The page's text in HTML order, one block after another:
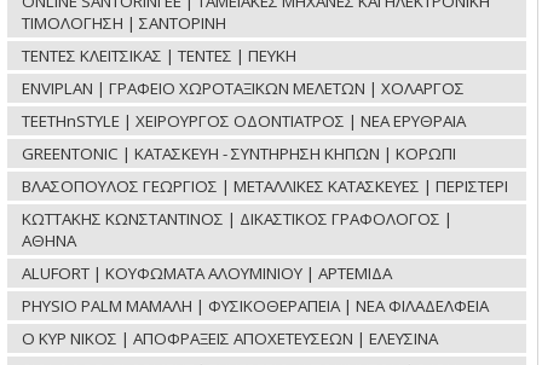
ΤΙΜΟΛΟΓΗΣΗ | ΣΑΝΤΟΡΙΝΗ
ΤΕΝΤΕΣ ΚΛΕΙΤΣΙΚΑΣ | ΤΕΝΤΕΣ | ΠΕΥΚΗ
ENVIPLAN | ΓΡΑΦΕΙΟ ΧΩΡΟΤΑΞΙΚΩΝ ΜΕΛΕΤΩΝ | ΧΟΛΑΡΓΟΣ
TEETHnSTYLE | ΧΕΙΡΟΥΡΓΟΣ ΟΔΟΝΤΙΑΤΡΟΣ | ΝΕΑ ΕΡΥΘΡΑΙΑ
GREENTONIC | ΚΑΤΑΣΚΕΥΗ - ΣΥΝΤΗΡΗΣΗ ΚΗΠΩΝ | ΚΟΡΩΠΙ
ΒΛΑΣΟΠΟΥΛΟΣ ΓΕΩΡΓΙΟΣ | ΜΕΤΑΛΛΙΚΕΣ ΚΑΤΑΣΚΕΥΕΣ | ΠΕΡΙΣΤΕΡΙ
ΚΩΤΤΑΚΗΣ ΚΩΝΣΤΑΝΤΙΝΟΣ | ΔΙΚΑΣΤΙΚΟΣ ΓΡΑΦΟΛΟΓΟΣ |
ΑΘΗΝΑ
ALUFORT | ΚΟΥΦΩΜΑΤΑ ΑΛΟΥΜΙΝΙΟΥ | ΑΡΤΕΜΙΔΑ
PHYSIO PALM ΜΑΜΑΛΗ | ΦΥΣΙΚΟΘΕΡΑΠΕΙΑ | ΝΕΑ ΦΙΛΑΔΕΛΦΕΙΑ
Ο ΚΥΡ ΝΙΚΟΣ | ΑΠΟΦΡΑΞΕΙΣ ΑΠΟΧΕΤΕΥΣΕΩΝ | ΕΛΕΥΣΙΝΑ